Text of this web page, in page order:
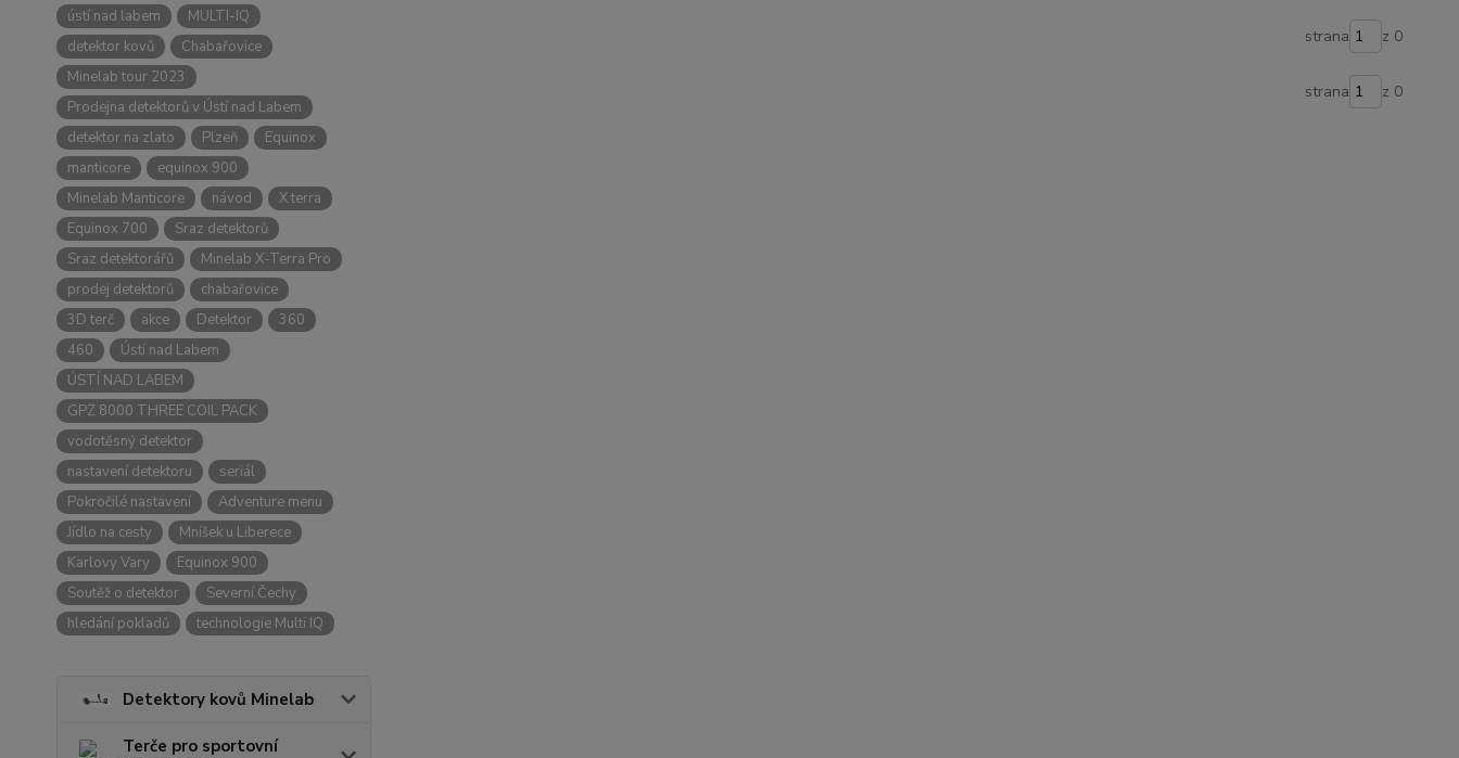
ústí nad labem
MULTI-IQ
detektor kovů
Chabařovice
Minelab tour 2023
Prodejna detektorů v Ústí nad Labem
detektor na zlato
Plzeň
Equinox
manticore
equinox 900
Minelab Manticore
návod
X terra
Equinox 700
Sraz detektorů
Sraz detektorářů
Minelab X-Terra Pro
prodej detektorů
chabařovice
3D terč
akce Detektor
360
460
Ústí nad Labem
ÚSTÍ NAD LABEM
GPZ 8000 THREE COIL PACK
vodotěsný detektor
nastavení detektoru
seriál
Pokročilé nastavení
Adventure menu
Jídlo na cesty
Mníšek u Liberece
Karlovy Vary
Equinox 900
Soutěž o detektor
Severní Čechy
hledání pokladů
technologie Multi IQ
Detektory kovů Minelab
Terče pro sportovní
strana z 0
strana z 0